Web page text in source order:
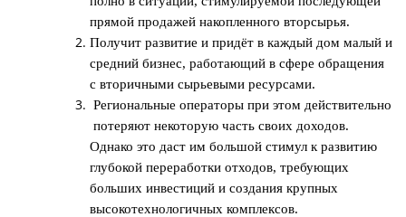
прямой продажей накопленного вторсырья.
Получит развитие и придёт в каждый дом малый и
средний бизнес, работающий в сфере обращения
с вторичными сырьевыми ресурсами.
Региональные операторы при этом действительно
потеряют некоторую часть своих доходов.
Однако это даст им большой стимул к развитию
глубокой переработки отходов, требующих
больших инвестиций и создания крупных
высокотехнологичных комплексов.